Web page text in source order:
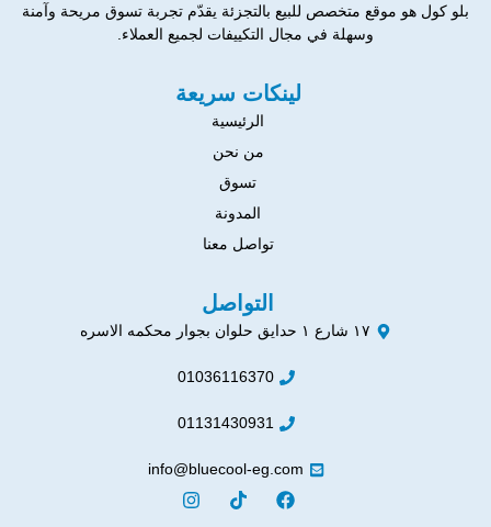
بلو كول هو موقع متخصص للبيع بالتجزئة يقدّم تجربة تسوق مريحة وآمنة
وسهلة في مجال التكييفات لجميع العملاء.
لينكات سريعة
الرئيسية
من نحن
تسوق
المدونة
تواصل معنا
التواصل
١٧ شارع ١ حدايق حلوان بجوار محكمه الاسره
01036116370
01131430931
info@bluecool-eg.com